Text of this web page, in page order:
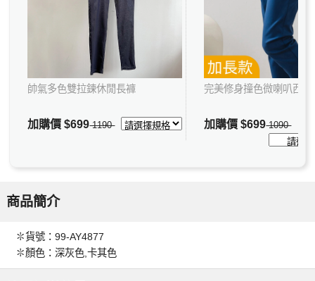
帥氣多色雙拉鍊休閒長褲
加購價$6991190
完美修身撞色微喇叭西裝
加購價$6991090
商品簡介
✽貨號：99-AY4877
✽顏色：深灰色,卡其色